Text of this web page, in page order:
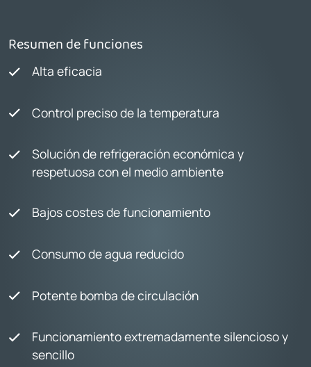
Resumen de funciones
Alta eficacia
Control preciso de la temperatura
Solución de refrigeración económica y
respetuosa con el medio ambiente
Bajos costes de funcionamiento
Consumo de agua reducido
Potente bomba de circulación
Funcionamiento extremadamente silencioso y
sencillo